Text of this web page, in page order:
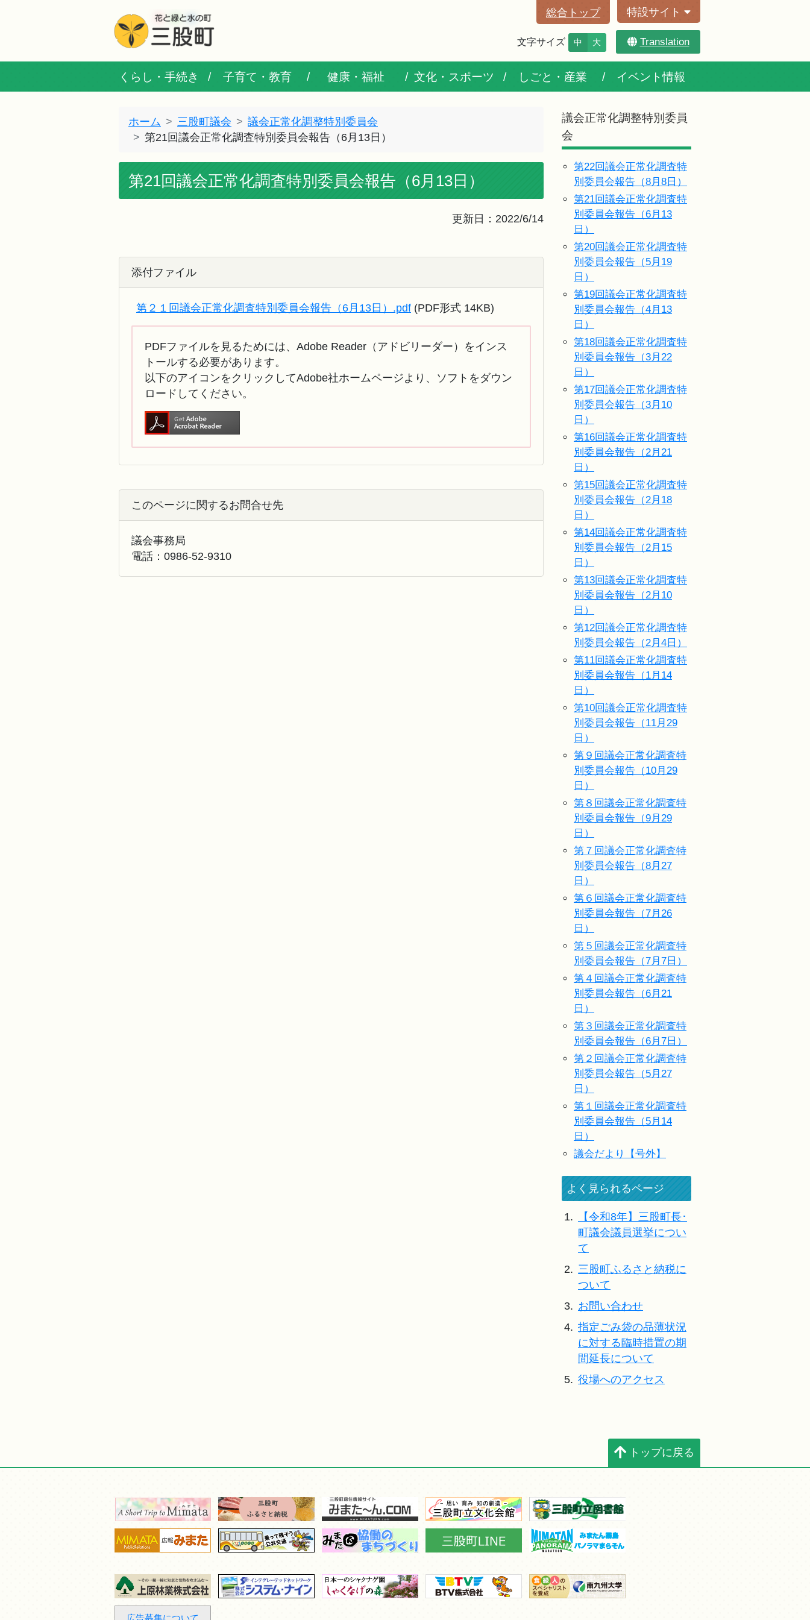
総合トップ 特設サイト
文字サイズ 中 大 Translation
くらし・手続き 子育て・教育 健康・福祉 文化・スポーツ しごと・産業 イベント情報
ホーム 三股町議会
議会正常化調整特別委員会
第21回議会正常化調査特別委員会報告（6月13日）
第21回議会正常化調査特別委員会報告（6月13日）
更新日：2022/6/14
添付ファイル
第２１回議会正常化調査特別委員会報告（6月13日）.pdf (PDF形式 14KB)
PDFファイルを見るためには、Adobe Reader（アドビリーダー）をインス
トールする必要があります。
以下のアイコンをクリックしてAdobe社ホームページより、ソフトをダウン
ロードしてください。
このページに関するお問合せ先
議会事務局
電話： 0986-52-9310
議会正常化調整特別委員
会
第22回議会正常化調査特
別委員会報告（8月8日）
第21回議会正常化調査特
別委員会報告（6月13
日）
第20回議会正常化調査特
別委員会報告（5月19
日）
第19回議会正常化調査特
別委員会報告（4月13
日）
第18回議会正常化調査特
別委員会報告（3月22
日）
第17回議会正常化調査特
別委員会報告（3月10
日）
第16回議会正常化調査特
別委員会報告（2月21
日）
第15回議会正常化調査特
別委員会報告（2月18
日）
第14回議会正常化調査特
別委員会報告（2月15
日）
第13回議会正常化調査特
別委員会報告（2月10
日）
第12回議会正常化調査特
別委員会報告（2月4日）
第11回議会正常化調査特
別委員会報告（1月14
日）
第10回議会正常化調査特
別委員会報告（11月29
日）
第９回議会正常化調査特
別委員会報告（10月29
日）
第８回議会正常化調査特
別委員会報告（9月29
日）
第７回議会正常化調査特
別委員会報告（8月27
日）
第６回議会正常化調査特
別委員会報告（7月26
日）
第５回議会正常化調査特
別委員会報告（7月7日）
第４回議会正常化調査特
別委員会報告（6月21
日）
第３回議会正常化調査特
別委員会報告（6月7日）
第２回議会正常化調査特
別委員会報告（5月27
日）
第１回議会正常化調査特
別委員会報告（5月14
日）
議会だより【号外】
よく見られるページ
1.
【令和8年】三股町長･
町議会議員選挙につい
て
2. 三股町ふるさと納税に
ついて
3. お問い合わせ
4. 指定ごみ袋の品薄状況
に対する臨時措置の期
間延長について
5. 役場へのアクセス
トップに戻る
広告募集について